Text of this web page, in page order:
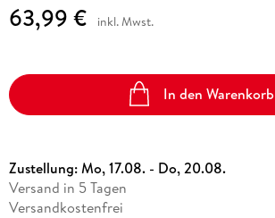
63,99 € inkl. Mwst.
In den Warenkorb
Zustellung:Mo, 17.08. - Do, 20.08.
Versand in 5 Tagen
Versandkostenfrei